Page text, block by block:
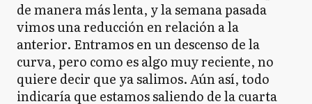
de manera más lenta, y la semana pasada
vimos una reducción en relación a la
anterior. Entramos en un descenso de la
curva, pero como es algo muy reciente, no
quiere decir que ya salimos. Aún así, todo
indicaría que estamos saliendo de la cuarta